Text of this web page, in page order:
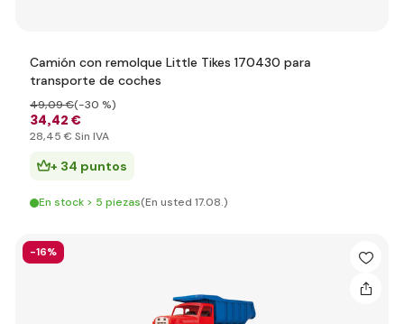
Camión con remolque Little Tikes 170430 para
transporte de coches
34,42 €
49,09 €(-30 %)
28,45 € Sin IVA
+ 34 puntos
En stock > 5 piezas(En usted 17.08.)
-16%